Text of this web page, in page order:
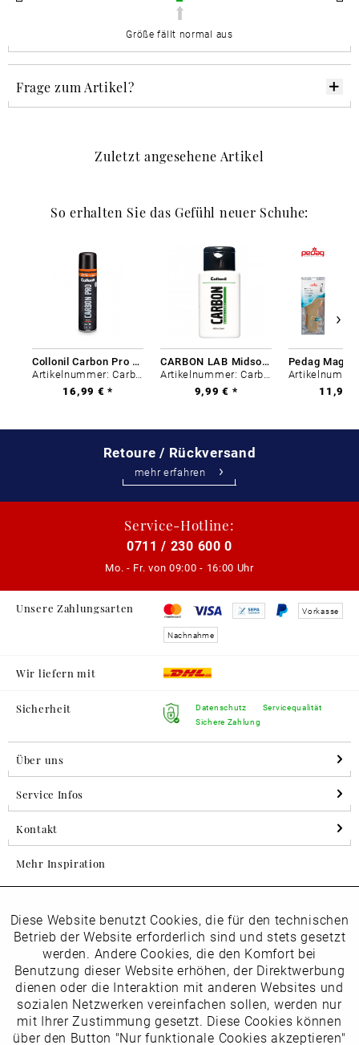
Größe fällt normal aus
Frage zum Artikel?
Zuletzt angesehene Artikel
So erhalten Sie das Gefühl neuer Schuhe:
Collonil Carbon Pro 400 ml
16,99 € *
CARBON LAB Midsole Cleaner
9,99 € *
11,99
Retoure / Rückversand
mehr erfahren
Service-Hotline:
0711 / 230 600 0
Mo. - Fr. von 09:00 - 16:00 Uhr
Unsere Zahlungsarten Vorkasse
Nachnahme
Wir liefern mit
Sicherheit
Datenschutz
Sichere Zahlung
Servicequalität
Über uns
Service Infos
Kontakt
Mehr Inspiration
Folgen Sie uns auf Instagram
horsch_schuhe
Newsletter
Funktionale Aktiv
Marketing Inaktiv
Tracking Inaktiv
Diese Website benutzt Cookies, die für den technischen
Betrieb der Website erforderlich sind und stets gesetzt
werden. Andere Cookies, die den Komfort bei
Benutzung dieser Website erhöhen, der Direktwerbung
dienen oder die Interaktion mit anderen Websites und
sozialen Netzwerken vereinfachen sollen, werden nur
mit Ihrer Zustimmung gesetzt. Diese Cookies können
über den Button "Nur funktionale Cookies akzeptieren"